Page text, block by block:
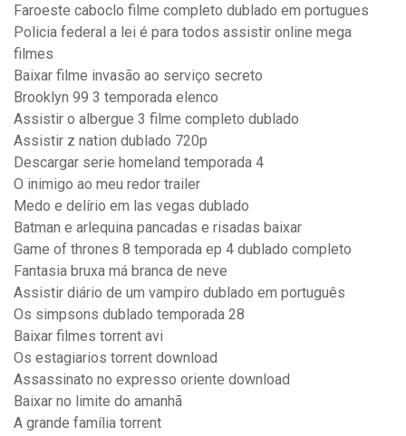
Faroeste caboclo filme completo dublado em portugues
Policia federal a lei é para todos assistir online mega
filmes
Baixar filme invasão ao serviço secreto
Brooklyn 99 3 temporada elenco
Assistir o albergue 3 filme completo dublado
Assistir z nation dublado 720p
Descargar serie homeland temporada 4
O inimigo ao meu redor trailer
Medo e delírio em las vegas dublado
Batman e arlequina pancadas e risadas baixar
Game of thrones 8 temporada ep 4 dublado completo
Fantasia bruxa má branca de neve
Assistir diário de um vampiro dublado em português
Os simpsons dublado temporada 28
Baixar filmes torrent avi
Os estagiarios torrent download
Assassinato no expresso oriente download
Baixar no limite do amanhã
A grande família torrent